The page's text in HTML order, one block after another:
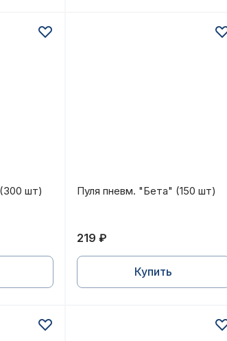
(300 шт)
шт) Пуля пневм. "Бета" (150 шт)
Пуля пневм. "Бета" (150 шт)
219 ₽
Купить